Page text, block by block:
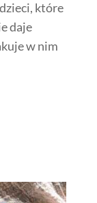
które
daje
w nim